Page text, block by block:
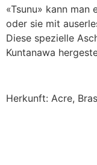
«Tsunu» kann man
oder sie mit
Diese spezielle
Kuntanawa
Herkunft: Acre,